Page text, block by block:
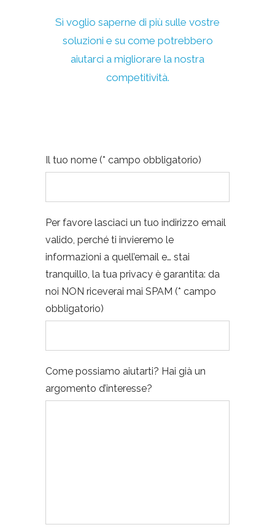
Sì voglio saperne di più sulle vostre
soluzioni e su come potrebbero
aiutarci a migliorare la nostra
competitività.
Il tuo nome (* campo obbligatorio)
Per favore lasciaci un tuo indirizzo email
valido, perché ti invieremo le
informazioni a quell’email e… stai
tranquillo, la tua privacy è garantita: da
noi NON riceverai mai SPAM (* campo
obbligatorio)
Come possiamo aiutarti? Hai già un
argomento d’interesse?